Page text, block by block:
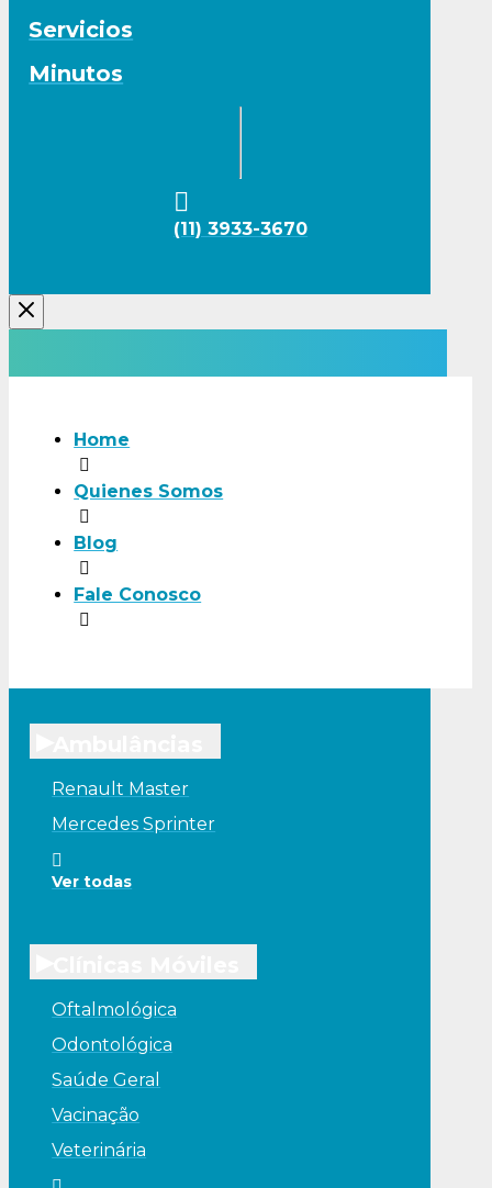
Servicios
Minutos
(11) 3933-3670
Home
Quienes Somos
Blog
Fale Conosco
Renault Master
Mercedes Sprinter
Ver todas
Oftalmológica
Odontológica
Saúde Geral
Vacinação
Veterinária